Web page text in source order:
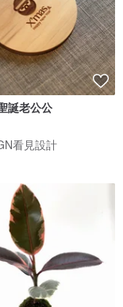
誕老公公
看見設計